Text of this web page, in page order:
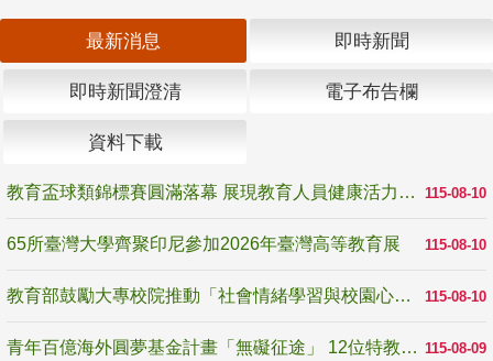
最新消息 即時新聞
即時新聞澄清 電子布告欄
資料下載
115-08-10
教育盃球類錦標賽圓滿落幕 展現教育人員健康活力與團隊精神
115-08-10
65所臺灣大學齊聚印尼參加2026年臺灣高等教育展
115-08-10
教育部鼓勵大專校院推動「社會情緒學習與校園心理健康促進計畫」 培育校園「心」韌性
115-08-09
青年百億海外圓夢基金計畫「無礙征途」 12位特教與弱勢青年勇闖西班牙 跨越感官限制見證生命蛻變